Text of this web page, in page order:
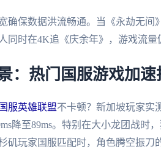
确保数据洪流畅通。当《永劫无
同时在4K追《庆余年》，游戏流量
：热门国服游戏加速
服英雄联盟不卡顿？新加坡玩家实
降至89ms。特别在大小龙团战
矶玩家国服匹配时，角色腾空振刀